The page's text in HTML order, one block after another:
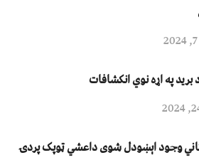
په اړه نوي انکشافات
وجود اېښودل شوی داعشي ټوپک پردۍ